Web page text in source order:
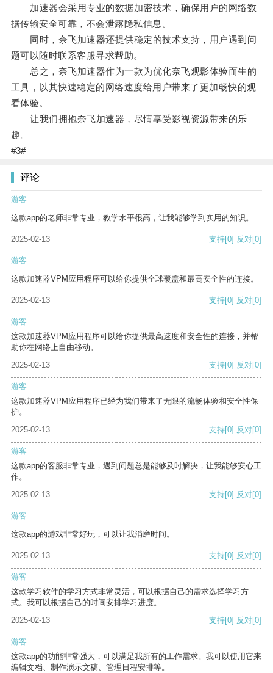
加速器会采用专业的数据加密技术，确保用户的网络数
据传输安全可靠，不会泄露隐私信息。
同时，奈飞加速器还提供稳定的技术支持，用户遇到问
题可以随时联系客服寻求帮助。
总之，奈飞加速器作为一款为优化奈飞观影体验而生的
工具，以其快速稳定的网络速度给用户带来了更加畅快的观
看体验。
让我们拥抱奈飞加速器，尽情享受影视资源带来的乐
趣。
#3#
评论
游客
这款app的老师非常专业，教学水平很高，让我能够学到实用的知识。
2025-02-13 支持[0] 反对[0]
游客
这款加速器VPM应用程序可以给你提供全球覆盖和最高安全性的连接。
2025-02-13 支持[0] 反对[0]
游客
这款加速器VPM应用程序可以给你提供最高速度和安全性的连接，并帮
助你在网络上自由移动。
2025-02-13
支持[0] 反对[0]
游客
这款加速器VPM应用程序已经为我们带来了无限的流畅体验和安全性保
护。
2025-02-13
支持[0] 反对[0]
游客
这款app的客服非常专业，遇到问题总是能够及时解决，让我能够安心工
作。
2025-02-13
支持[0] 反对[0]
游客
这款app的游戏非常好玩，可以让我消磨时间。
2025-02-13 支持[0] 反对[0]
游客
这款学习软件的学习方式非常灵活，可以根据自己的需求选择学习方
式。我可以根据自己的时间安排学习进度。
2025-02-13
支持[0] 反对[0]
游客
这款app的功能非常强大，可以满足我所有的工作需求。我可以使用它来
编辑文档、制作演示文稿、管理日程安排等。